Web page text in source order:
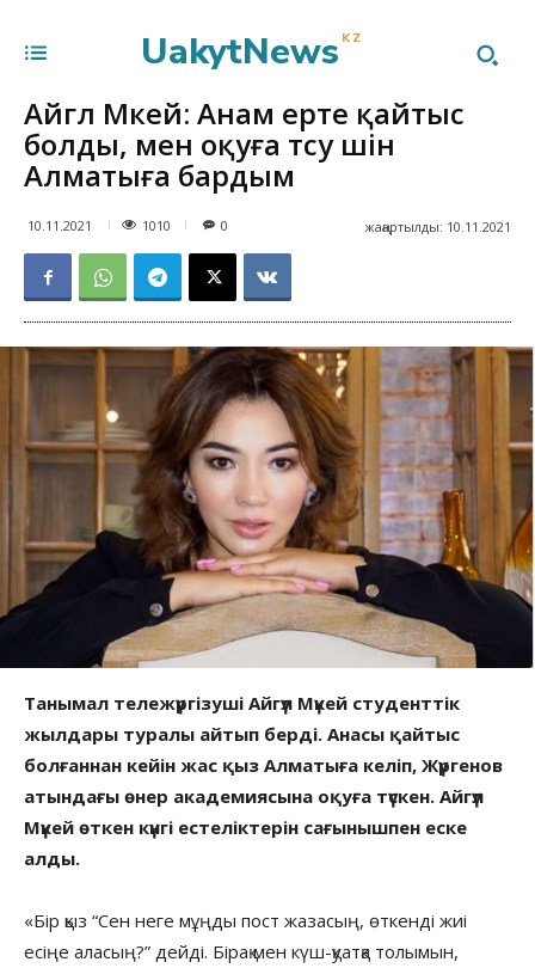
UakytNews KZ
Айгүл Мүкей: Анам ерте қайтыс
болды, мен оқуға түсу үшін
Алматыға бардым
10.11.2021 1010 жаңартылды: 10.11.2021
0
Танымал тележүргізуші Айгүл Мүкей студенттік
жылдары туралы айтып берді. Анасы қайтыс
болғаннан кейін жас қыз Алматыға келіп, Жүргенов
атындағы өнер академиясына оқуға түскен. Айгүл
Мүкей өткен күнгі естеліктерін сағынышпен еске
алды.
«Бір қыз “Сен неге мұңды пост жазасың, өткенді жиі
есіңе аласың?” дейді. Бірақ мен күш-қуатқа толымын,